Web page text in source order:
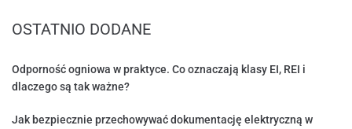
OSTATNIO DODANE
Odporność ogniowa w praktyce. Co oznaczają klasy EI, REI i
dlaczego są tak ważne?
Jak bezpiecznie przechowywać dokumentację elektryczną w